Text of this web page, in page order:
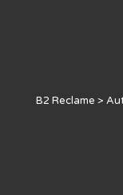
B2 Reclame >